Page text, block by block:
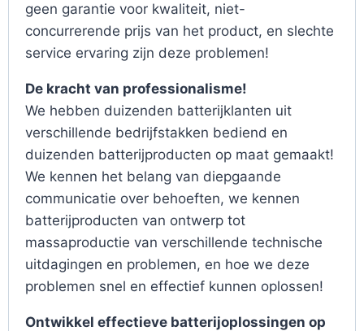
geen garantie voor kwaliteit, niet-
concurrerende prijs van het product, en slechte
service ervaring zijn deze problemen!
De kracht van professionalisme!
We hebben duizenden batterijklanten uit
verschillende bedrijfstakken bediend en
duizenden batterijproducten op maat gemaakt!
We kennen het belang van diepgaande
communicatie over behoeften, we kennen
batterijproducten van ontwerp tot
massaproductie van verschillende technische
uitdagingen en problemen, en hoe we deze
problemen snel en effectief kunnen oplossen!
Ontwikkel effectieve batterijoplossingen op